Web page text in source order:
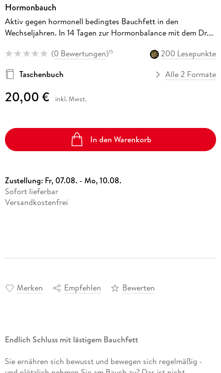
Hormonbauch
Aktiv gegen hormonell bedingtes Bauchfett in den
Wechseljahren. In 14 Tagen zur Hormonbalance mit dem Dr.-
(0 Bewertungen)15
200 Lesepunkte
Taschenbuch
Alle 2 Formate
20,00 € inkl. Mwst.
In den Warenkorb
Zustellung: Fr, 07.08. - Mo, 10.08.
Sofort lieferbar
Versandkostenfrei
Merken Empfehlen Bewerten
Endlich Schluss mit lästigem Bauchfett
Sie ernähren sich bewusst und bewegen sich regelmäßig -